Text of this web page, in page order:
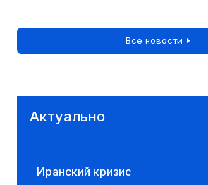
Все новости
Актуально
Иранский кризис